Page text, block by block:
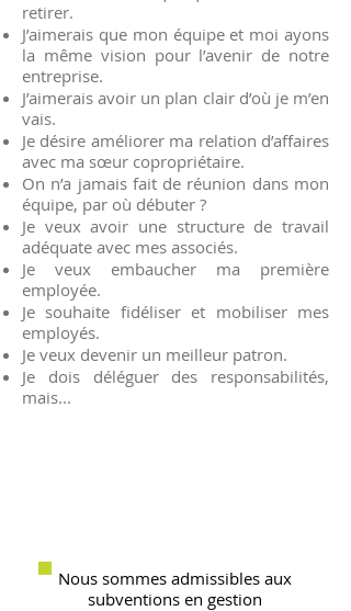
retirer.
J’aimerais que mon équipe et moi ayons
la même vision pour l’avenir de notre
entreprise.
J’aimerais avoir un plan clair d’où je m’en
vais.
Je désire améliorer ma relation d’affaires
avec ma sœur copropriétaire.
On n’a jamais fait de réunion dans mon
équipe, par où débuter ?
Je veux avoir une structure de travail
adéquate avec mes associés.
Je veux embaucher ma première
employée.
Je souhaite fidéliser et mobiliser mes
employés.
Je veux devenir un meilleur patron.
Je dois déléguer des responsabilités,
mais...
Nous sommes admissibles aux
subventions en gestion